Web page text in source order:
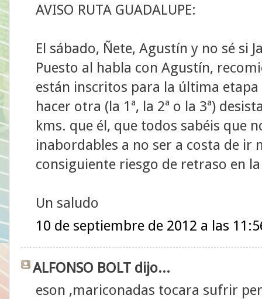
AVISO RUTA GUADALUPE:
El sábado, Ñete, Agustín y no sé si
Puesto al habla con Agustín,
están inscritos para la última
hacer otra (la 1ª, la 2ª o la 3ª)
kms. que él, que todos sabéis que
inabordables a no ser a costa de ir
consiguiente riesgo de retraso en
Un saludo
10 de septiembre de 2012 a las
ALFONSO BOLT dijo...
eson ,mariconadas tocara sufrir